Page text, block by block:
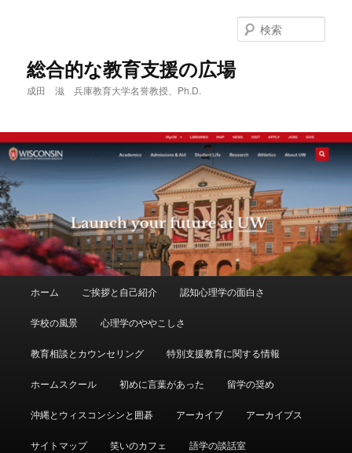
へ
移
動
移
動
総合的な教育支援の広場
成田 滋 兵庫教育大学名誉教授、Ph.D.
索
ホーム ご挨拶と自己紹介 認知心理学の面白さ
学校の風景 心理学のややこしさ
教育相談とカウンセリング 特別支援教育に関する情報
ホームスクール 初めに言葉があった 留学の奨め
沖縄とウィスコンシンと囲碁 アーカイブ アーカイブス
サイトマップ 笑いのカフェ 語学の談話室